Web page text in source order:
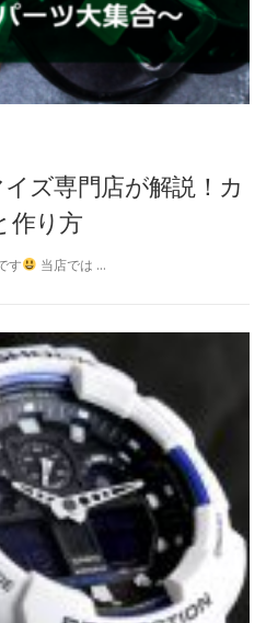
ズ専門店が解説！カ
作り方
す 当店では …